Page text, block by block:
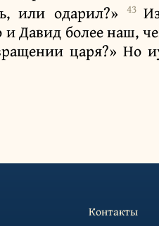
или одарил?»
43
и Давид более наш,
царя?» Но
Контакты